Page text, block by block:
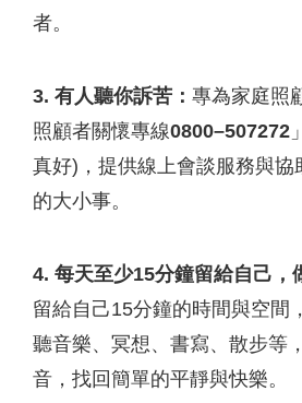
者。
3. 有人聽你訴苦： 專為家庭照
照顧者關懷專線0800–507272
真好)，提供線上會談服務與協
的大小事。
4. 每天至少15分鐘留給自己，
留給自己15分鐘的時間與空間
聽音樂、冥想、書寫、散步等
音，找回簡單的平靜與快樂。